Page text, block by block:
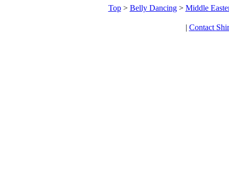
Top> Belly Dancing> Middle
| Contact